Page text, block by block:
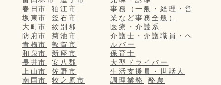
春日市
狛江市
坂東市
釜石市
大町市
紋別郡
防府市
菊池市
青梅市
敦賀市
和泉市
新座市
長井市
安八郡
上山市
佐野市
南国市
牧之原市
事務（一般・経理・営
業など事務全般）
医療・介護系
介護士・介護職員・ヘ
ルパー
保育士
大型ドライバー
生活支援員・世話人
調理業務
酪農